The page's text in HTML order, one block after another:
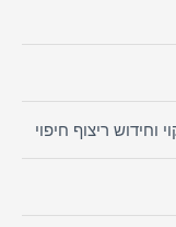
וחידוש ריצוף חיפוי